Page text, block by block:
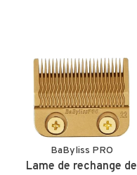
BaByliss PRO
Lame de rechange de